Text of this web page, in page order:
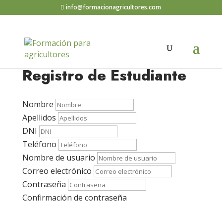
info@formacionagricultores.com
Registro de Estudiante
Nombre
Apellidos
DNI
Teléfono
Nombre de usuario
Correo electrónico
Contraseña
Confirmación de contraseña